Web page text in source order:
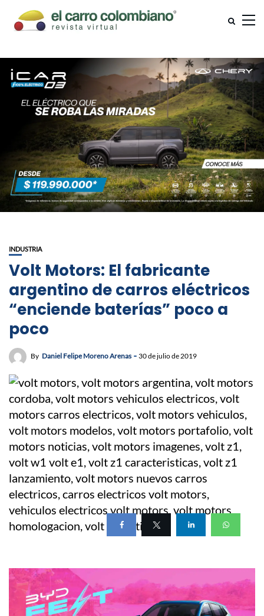
INDUSTRIA
Volt Motors: El fabricante
argentino de carros eléctricos
“enciende baterías” poco a
poco
By Daniel Felipe Moreno Arenas 30 de julio de 2019